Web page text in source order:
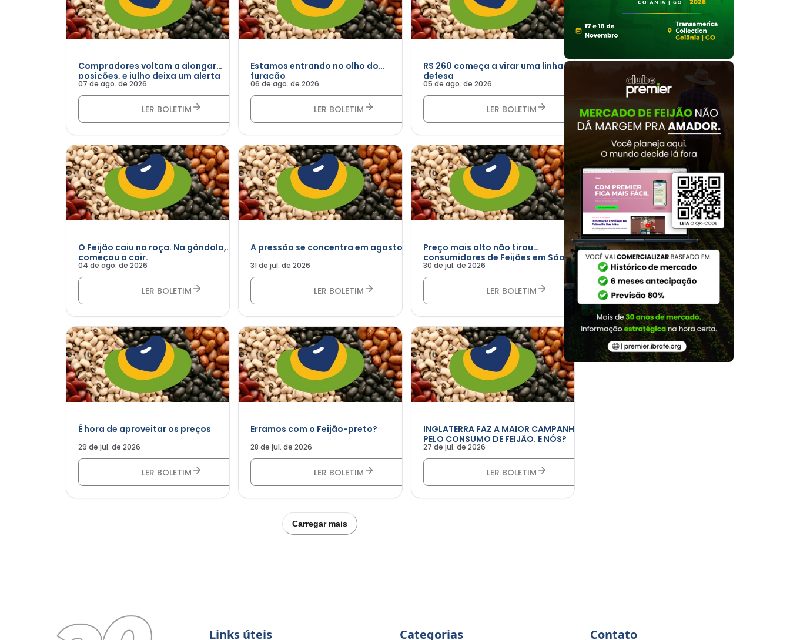
Compradores voltam a alongar
posições, e julho deixa um alerta
para o produtor
07 de ago. de 2026
LER BOLETIM
Estamos entrando no olho do
furacão
06 de ago. de 2026
LER BOLETIM
R$ 260 começa a virar uma linha de
defesa
05 de ago. de 2026
LER BOLETIM
O Feijão caiu na roça. Na gôndola,
começou a cair.
04 de ago. de 2026
LER BOLETIM
A pressão se concentra em agosto
31 de jul. de 2026
LER BOLETIM
Preço mais alto não tirou
consumidores de Feijões em São
Paulo
30 de jul. de 2026
LER BOLETIM
É hora de aproveitar os preços
29 de jul. de 2026
LER BOLETIM
Erramos com o Feijão-preto?
28 de jul. de 2026
LER BOLETIM
INGLATERRA FAZ A MAIOR CAMPANHA
PELO CONSUMO DE FEIJÃO. E NÓS?
27 de jul. de 2026
LER BOLETIM
Carregar mais
Links úteis Categorias Contato